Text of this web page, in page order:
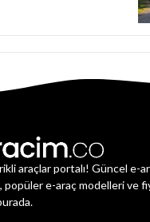
araçlar portalı! Güncel e-
e-araç modelleri ve